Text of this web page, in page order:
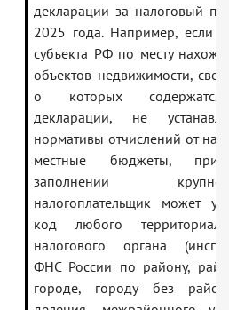
декларации за налоговый
2025 года. Например, если
субъекта РФ по месту
объектов недвижимости,
о которых
декларации, не
нормативы отчислений от
местные бюджеты,
заполнении
налогоплательщик может
код любого
налогового органа
ФНС России по району,
городе, городу без